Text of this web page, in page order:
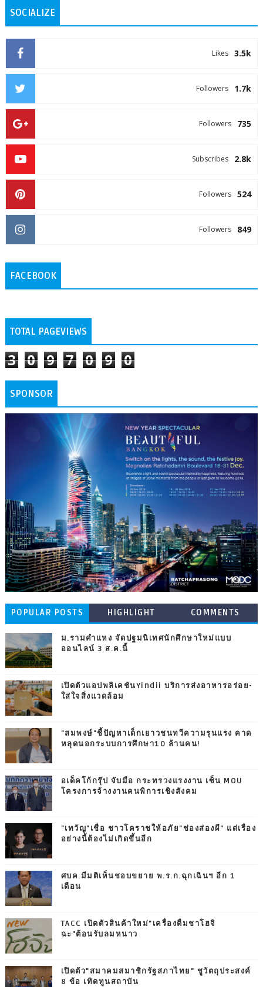
SOCIALIZE
3.5k
Likes
1.7k
Followers
735
Followers
2.8k
Subscribes
524
Followers
849
Followers
FACEBOOK
TOTAL PAGEVIEWS
3 0 9 7 0 9 0
SPONSOR
POPULAR POSTS HIGHLIGHT COMMENTS
ม.รามคำแหง จัดปฐมนิเทศนักศึกษาใหม่แบบ
ออนไลน์ 3 ส.ค.นี้
เปิดตัวแอปพลิเคชันYindii บริการส่งอาหารอร่อย-
ใส่ใจสิ่งแวดล้อม
"สมพงษ์"ชี้ปัญหาเด็กเยาวชนทวีความรุนแรง คาด
หลุดนอกระบบการศึกษา10 ล้านคน!
อเด็คโก้กรุ๊ป จับมือ กระทรวงแรงงาน เซ็น MOU
โครงการจ้างงานคนพิการเชิงสังคม
"เทวัญ"เชื่อ ชาวโคราชให้อภัย"ช่องส่องผี" แต่เรื่อง
อย่างนี้ต้องไม่เกิดขึ้นอีก
ศบค.มีมติเห็นชอบขยาย พ.ร.ก.ฉุกเฉินฯ อีก 1
เดือน
TACC เปิดตัวสินค้าใหม่"เครื่องดื่มชาโฮจิ
ฉะ"ต้อนรับลมหนาว
เปิดตัว"สมาคมสมาชิกรัฐสภาไทย" ชูวัตถุประสงค์
8 ข้อ เทิดทูนสถาบัน